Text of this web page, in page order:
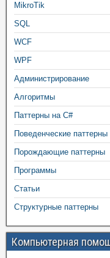
MikroTik
SQL
WCF
WPF
Администрирование
Алгоритмы
Паттерны на C#
Поведенческие паттерны
Порождающие паттерны
Программы
Статьи
Структурные паттерны
Компьютерная